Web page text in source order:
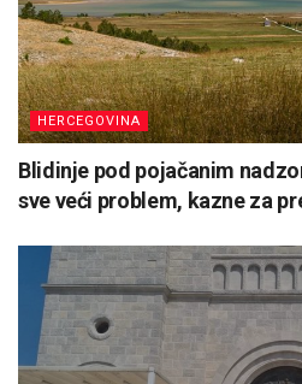
HERCEGOVINA
Blidinje pod pojačanim
sve veći problem, kazne za